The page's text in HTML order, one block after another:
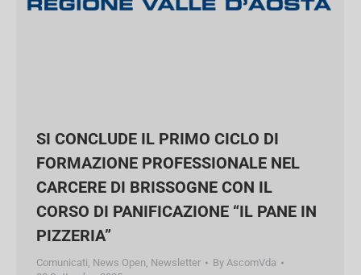
Comunicati News Open,Newsletter ByAscomVda
22 Settembre 2025
I detenuti hanno completato un percorso
formativo di alto livello in collaborazione con la